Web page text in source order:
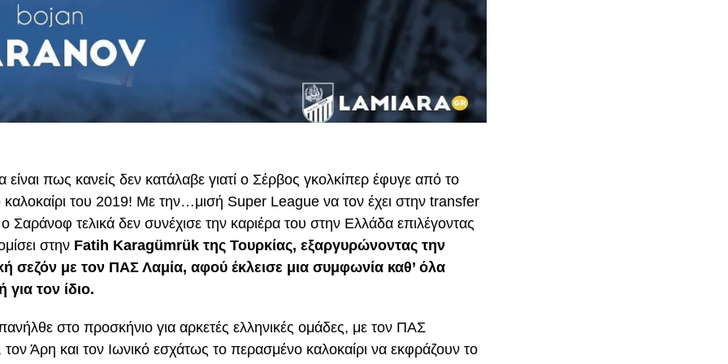
είναι πως κανείς δεν κατάλαβε γιατί ο Σέρβος γκολκίπερ έφυγε από το
του 2019! Με την…μισή Super League να τον έχει στην transfer
Σαράνοφ τελικά δεν συνέχισε την καριέρα του στην Ελλάδα επιλέγοντας
στην Fatih Karagümrük της Τουρκίας, εξαργυρώνοντας την
σεζόν με τον ΠΑΣ Λαμία, αφού έκλεισε μια συμφωνία καθ’ όλα
για τον ίδιο.
στο προσκήνιο για αρκετές ελληνικές ομάδες, με τον ΠΑΣ
τον Άρη και τον Ιωνικό εσχάτως το περασμένο καλοκαίρι να εκφράζουν το